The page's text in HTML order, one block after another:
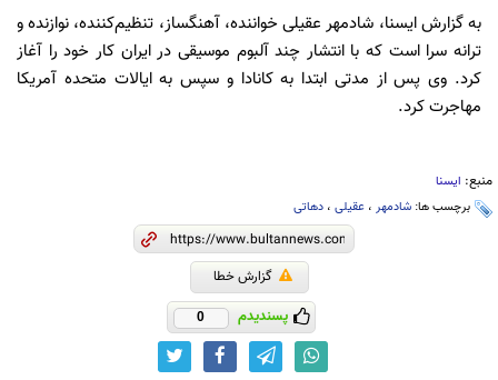
به گزارش ایسنا، شادمهر عقیلی خواننده، آهنگساز، تنظیم‌کننده، نوازنده و
ترانه سرا است که با انتشار چند آلبوم موسیقی در ایران کار خود را آغاز
کرد. وی پس از مدتی ابتدا به کانادا و سپس به ایالات متحده آمریکا
مهاجرت کرد.
منبع: ایسنا
برچسب ها: شادمهر ، عقیلی ، دهاتی
گزارش خطا
پسندیدم 0